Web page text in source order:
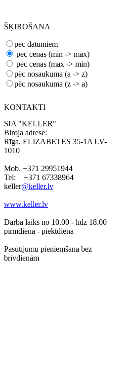
ŠĶIROŠANA
pēc datumiem
pēc cenas (min -> max)
pēc cenas (max -> min)
pēc nosaukuma (а -> z)
pēc nosaukuma (z -> а)
KONTAKTI
SIA "KELLER"
Biroja adrese:
Rīga, ELIZABETES 35-1A LV-
1010
Mob. +371 29951944
Tel: +371 67338964
keller@keller.lv
www.keller.lv
Darba laiks no 10.00 - līdz 18.00
pirmdiena - piektdiena
Pasūtījumu pieniemšana bez
brīvdienām